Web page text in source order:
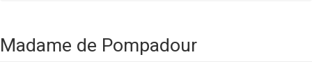
Madame de Pompadour